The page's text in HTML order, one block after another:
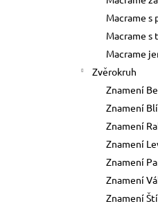
Macrame s
Macrame s
Macrame
Zvěrokruh
Znamení
Znamení
Znamení
Znamení
Znamení
Znamení
Znamení
Původně: 89 Kč